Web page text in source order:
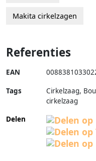
Makita cirkelzagen
Referenties
EAN
Tags
Cirkelzaag,
cirkelzaag
Delen